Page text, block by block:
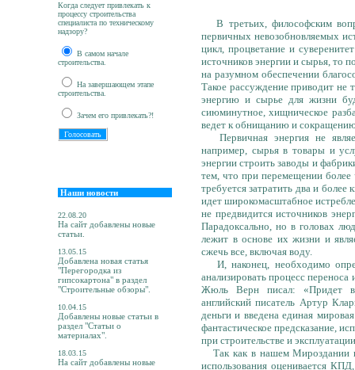
Когда следует привлекать к
процессу строительства
специалиста по техническому
надзору?
В самом начале
строительства.
На завершающем этапе
строительства.
Зачем его привлекать?!
Наши новости
22.08.20
На сайт добавлены новые
статьи.
13.05.15
Добавлена новая статья
"Перегородка из
гипсокартона" в раздел
"Строительные обзоры".
10.04.15
Добавлены новые статьи в
раздел "Статьи о
материалах".
18.03.15
На сайт добавлены новые
В третьих, философским
первичных невозобновляемых
цикл, процветание и
источников энергии и сырья, то
на разумном обеспечении
Такое рассуждение приводит не
энергию и сырье для жизни
сиюминутное, хищническое
ведет к обнищанию и
Первичная энергия не
например, сырья в товары и
энергии строить заводы и
тем, что при перемещении более
требуется затратить два и более
идет широкомасштабное
не предвидится источников
Парадоксально, но в головах
лежит в основе их жизни и
сжечь все, включая воду.
И, наконец, необходимо
анализировать процесс
Жюль Верн писал: «Придет
английский писатель Артур
деньги и введена единая
фантастическое предсказание,
при строительстве и
Так как в нашем Мироздании
использования оценивается